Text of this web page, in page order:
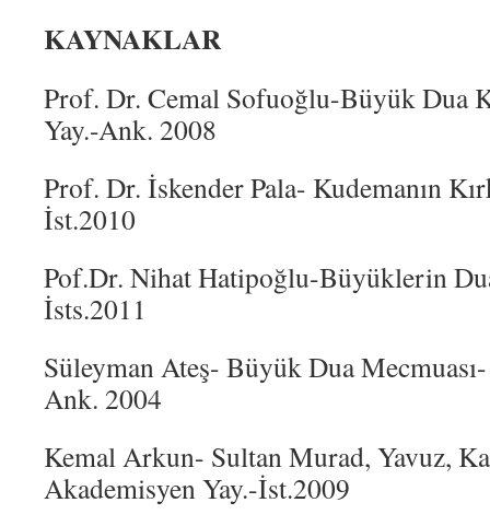
KAYNAKLAR
Prof. Dr. Cemal Sofuoğlu-Büyük Dua
Yay.-Ank. 2008
Prof. Dr. İskender Pala- Kudemanın
İst.2010
Pof.Dr. Nihat Hatipoğlu-Büyüklerin
İsts.2011
Süleyman Ateş- Büyük Dua
Ank. 2004
Kemal Arkun- Sultan Murad, Yavuz,
Akademisyen Yay.-İst.2009